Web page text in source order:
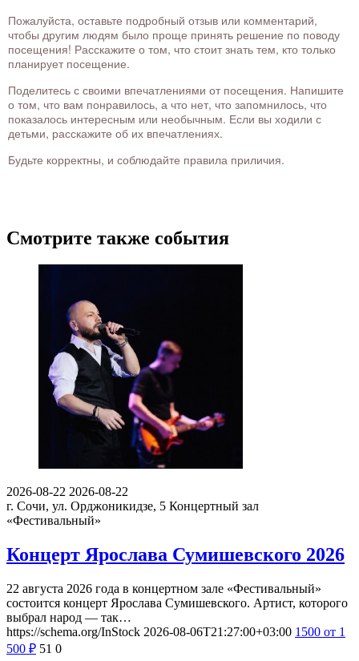
Пожалуйста, оставьте подробный отзыв или комментарий,
чтобы другим людям было проще принять решение по поводу
посещения! Расскажите о том, что стоит знать тем, кто только
планирует посещение.
Поделитесь с своими впечатлениями от посещения. Напишите
о том, что вам понравилось, а что нет, что запомнилось, что
показалось интересным или необычным. Если вы ходили с
детьми, расскажите об их впечатлениях.
Будьте корректны, и соблюдайте правила приличия.
Смотрите также события
2026-08-22 2026-08-22
г. Сочи, ул. Орджоникидзе, 5 Концертный зал
«Фестивальный»
Концерт Ярослава Сумишевского 2026
22 августа 2026 года в концертном зале «Фестивальный»
состоится концерт Ярослава Сумишевского. Артист, которого
выбрал народ — так…
https://schema.org/InStock 2026-08-06T21:27:00+03:00 1500 от 1
500 ₽ 51 0